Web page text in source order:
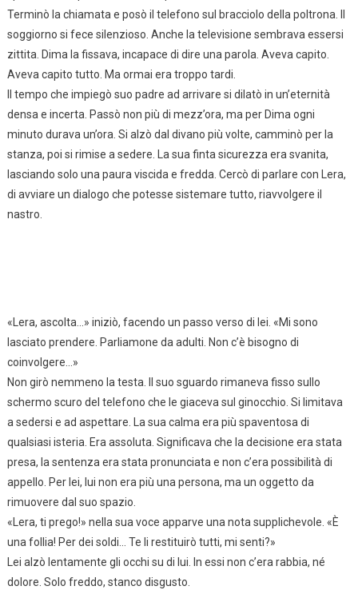
Terminò la chiamata e posò il telefono sul bracciolo della poltrona. Il
soggiorno si fece silenzioso. Anche la televisione sembrava essersi
zittita. Dima la fissava, incapace di dire una parola. Aveva capito.
Aveva capito tutto. Ma ormai era troppo tardi.
Il tempo che impiegò suo padre ad arrivare si dilatò in un’eternità
densa e incerta. Passò non più di mezz’ora, ma per Dima ogni
minuto durava un’ora. Si alzò dal divano più volte, camminò per la
stanza, poi si rimise a sedere. La sua finta sicurezza era svanita,
lasciando solo una paura viscida e fredda. Cercò di parlare con Lera,
di avviare un dialogo che potesse sistemare tutto, riavvolgere il
nastro.
«Lera, ascolta…» iniziò, facendo un passo verso di lei. «Mi sono
lasciato prendere. Parliamone da adulti. Non c’è bisogno di
coinvolgere…»
Non girò nemmeno la testa. Il suo sguardo rimaneva fisso sullo
schermo scuro del telefono che le giaceva sul ginocchio. Si limitava
a sedersi e ad aspettare. La sua calma era più spaventosa di
qualsiasi isteria. Era assoluta. Significava che la decisione era stata
presa, la sentenza era stata pronunciata e non c’era possibilità di
appello. Per lei, lui non era più una persona, ma un oggetto da
rimuovere dal suo spazio.
«Lera, ti prego!» nella sua voce apparve una nota supplichevole. «È
una follia! Per dei soldi… Te li restituirò tutti, mi senti?»
Lei alzò lentamente gli occhi su di lui. In essi non c’era rabbia, né
dolore. Solo freddo, stanco disgusto.